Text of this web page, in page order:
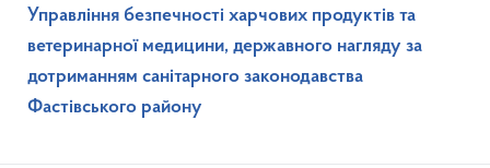
Управління безпечності харчових продуктів та
ветеринарної медицини, державного нагляду за
дотриманням санітарного законодавства
Фастівського району